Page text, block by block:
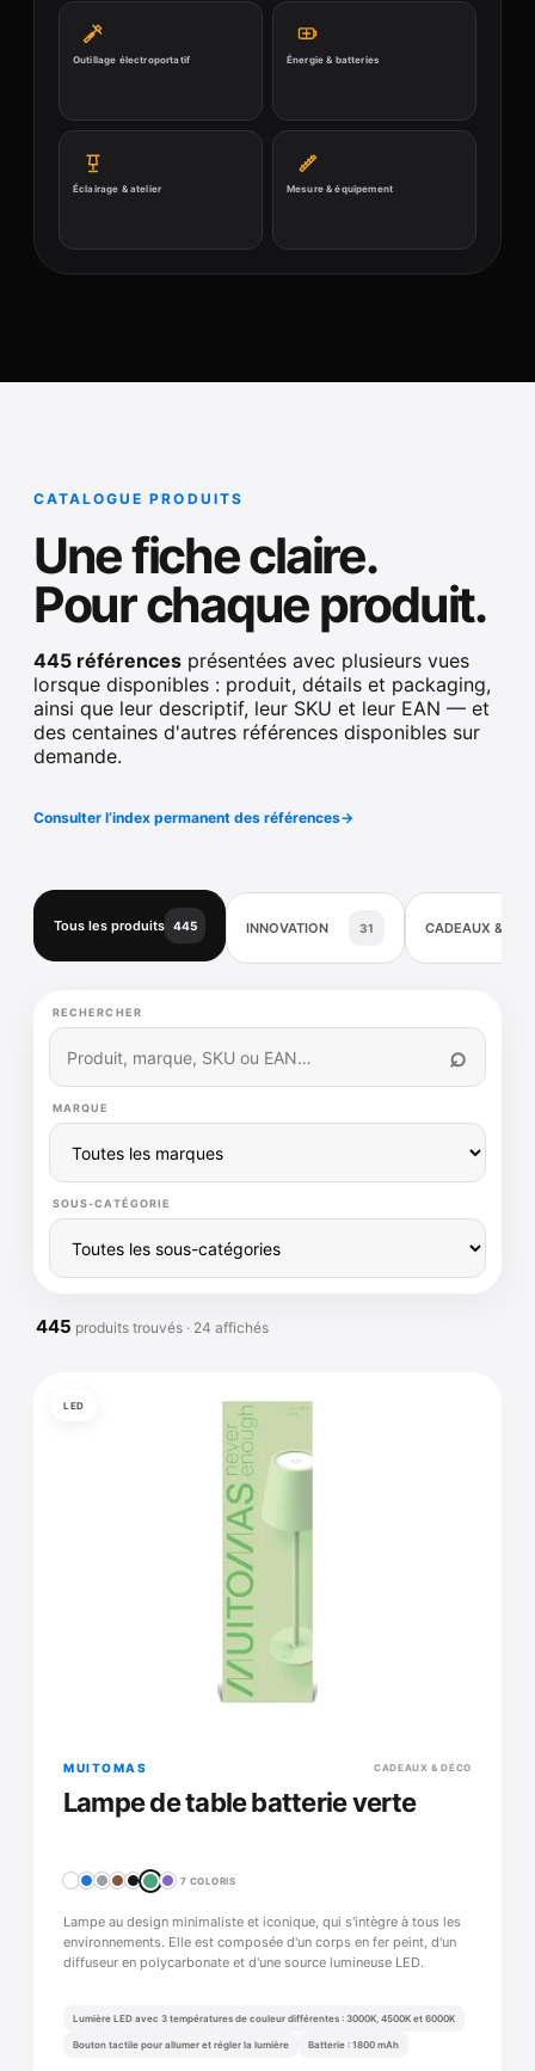
Outillage électroportatif Énergie & batteries
Éclairage & atelier Mesure & équipement
CATALOGUE PRODUITS
Une fiche claire.
Pour chaque produit.
445 références présentées avec plusieurs vues
lorsque disponibles : produit, détails et packaging,
ainsi que leur descriptif, leur SKU et leur EAN — et
des centaines d'autres références disponibles sur
demande.
Consulter l’index permanent des références→
Tous les produits 445 INNOVATION 31 CADEAUX &
RECHERCHER
⌕
MARQUE
SOUS-CATÉGORIE
445 produits trouvés · 24 affichés
LED
MUITOMAS CADEAUX & DÉCO
Lampe de table batterie verte
7 COLORIS
Lampe au design minimaliste et iconique, qui s'intègre à tous les
environnements. Elle est composée d'un corps en fer peint, d'un
diffuseur en polycarbonate et d'une source lumineuse LED.
Lumière LED avec 3 températures de couleur différentes : 3000K, 4500K et 6000K
Bouton tactile pour allumer et régler la lumière Batterie : 1800 mAh